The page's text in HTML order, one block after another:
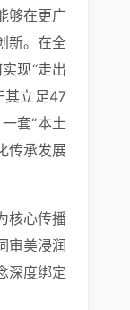
够在更广
新。在全
现“走出
其立足47
套“本土
传承发展
核心传播
审美浸润
深度绑定